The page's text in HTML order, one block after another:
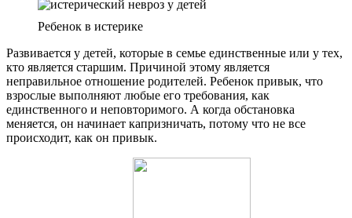
Ребенок в истерике
Развивается у детей, которые в семье единственные или у тех,
кто является старшим. Причиной этому является
неправильное отношение родителей. Ребенок привык, что
взрослые выполняют любые его требования, как
единственного и неповторимого. А когда обстановка
меняется, он начинает капризничать, потому что не все
происходит, как он привык.